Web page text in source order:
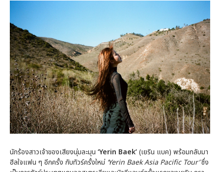
นักร้องสาวเจ้าของเสียงนุ่มละมุน ‘Yerin Baek’(เยริน แบค) พร้อมกลับมา
ฮีลใจแฟน ๆ อีกครั้ง กับทัวร์ครั้งใหม่ ‘Yerin Baek Asia Pacific Tour’ซึ่ง